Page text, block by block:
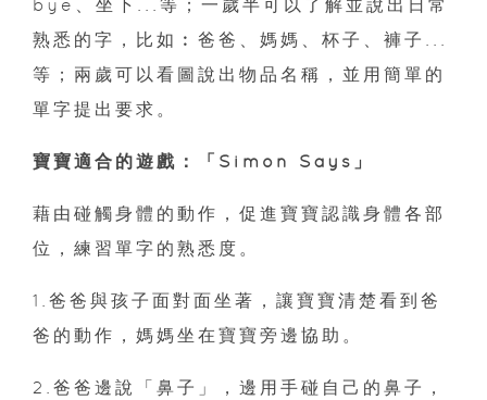
bye、坐下...等；一歲半可以了解並說出日常
熟悉的字，比如︰爸爸、媽媽、杯子、褲子...
等；兩歲可以看圖說出物品名稱，並用簡單的
單字提出要求。
寶寶適合的遊戲：「Simon Says」
藉由碰觸身體的動作，促進寶寶認識身體各部
位，練習單字的熟悉度。
1.爸爸與孩子面對面坐著，讓寶寶清楚看到爸
爸的動作，媽媽坐在寶寶旁邊協助。
2.爸爸邊說「鼻子」，邊用手碰自己的鼻子，